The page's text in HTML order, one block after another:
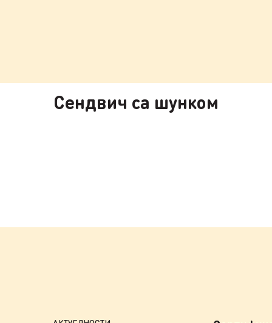
Сендвич са шунком